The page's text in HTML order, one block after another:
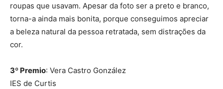
roupas que usavam. Apesar da foto ser a preto e branco,
torna-a ainda mais bonita, porque conseguimos apreciar
a beleza natural da pessoa retratada, sem distrações da
cor.
3º Premio: Vera Castro González
IES de Curtis